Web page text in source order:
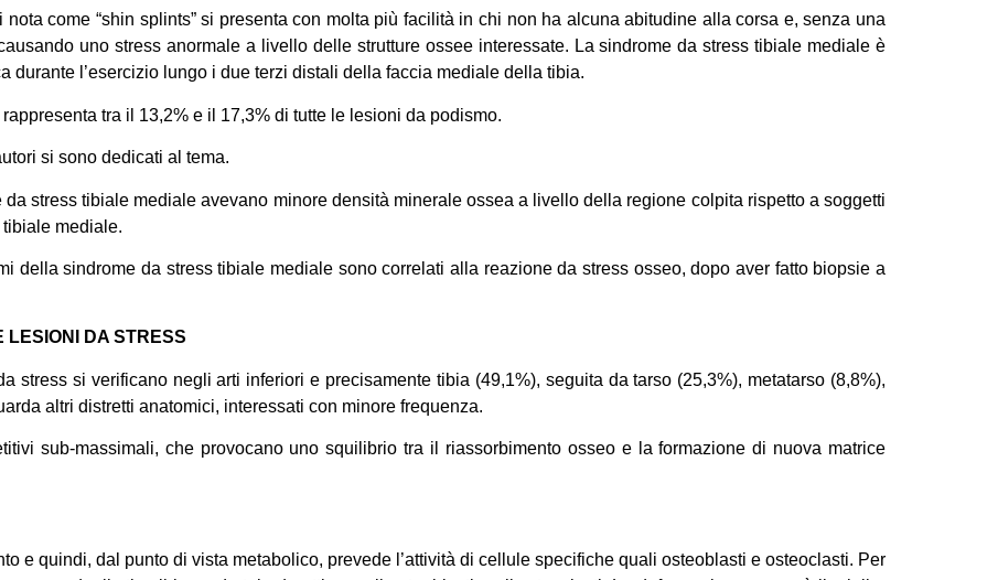
come “shin splints” si presenta con molta più facilità in chi non ha alcuna abitudine alla corsa e, senza una
uno stress anormale a livello delle strutture ossee interessate. La sindrome da stress tibiale mediale è
durante l’esercizio lungo i due terzi distali della faccia mediale della tibia.
tra il 13,2% e il 17,3% di tutte le lesioni da podismo.
si sono dedicati al tema.
stress tibiale mediale avevano minore densità minerale ossea a livello della regione colpita rispetto a soggetti
mediale.
della sindrome da stress tibiale mediale sono correlati alla reazione da stress osseo, dopo aver fatto biopsie a
LESIONI DA STRESS
stress si verificano negli arti inferiori e precisamente tibia (49,1%), seguita da tarso (25,3%), metatarso (8,8%),
altri distretti anatomici, interessati con minore frequenza.
sub-massimali, che provocano uno squilibrio tra il riassorbimento osseo e la formazione di nuova matrice
e quindi, dal punto di vista metabolico, prevede l’attività di cellule specifiche quali osteoblasti e osteoclasti. Per